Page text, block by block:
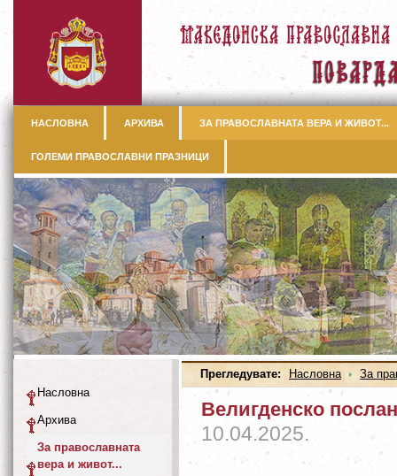
НАСЛОВНА АРХИВА ЗА ПРАВОСЛАВНАТА ВЕРА И ЖИВОТ...
ГОЛЕМИ ПРАВОСЛАВНИ ПРАЗНИЦИ
Прегледувате: Насловна За
Велигденско
10.04.2025.
Насловна
Архива
За православната
вера и живот...